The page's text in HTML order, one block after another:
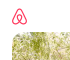
Inhalten
springen